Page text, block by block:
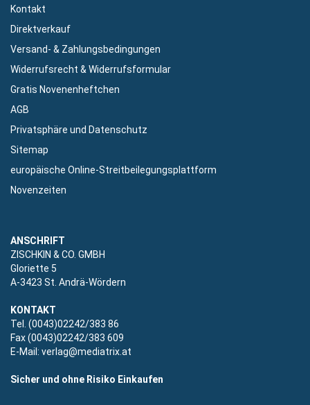
Kontakt
Direktverkauf
Versand- & Zahlungsbedingungen
Widerrufsrecht & Widerrufsformular
Gratis Novenenheftchen
AGB
Privatsphäre und Datenschutz
Sitemap
europäische Online-Streitbeilegungsplattform
Novenzeiten
ANSCHRIFT
ZISCHKIN & CO. GMBH
Gloriette 5
A-3423 St. Andrä-Wördern
KONTAKT
Tel. (0043)02242/383 86
Fax (0043)02242/383 609
E-Mail: verlag@mediatrix.at
Sicher und ohne Risiko Einkaufen